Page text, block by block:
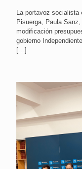
La portavoz socialista
Pisuerga, Paula
modificación
gobierno
[…]